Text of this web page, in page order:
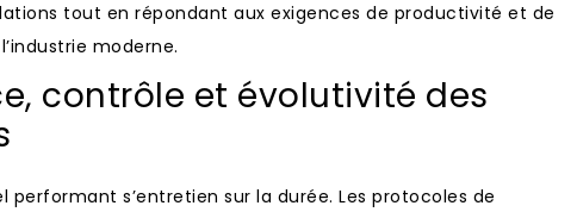
tout en répondant aux exigences de productivité et de
moderne.
contrôle et évolutivité des
performant s’entretien sur la durée. Les protocoles de